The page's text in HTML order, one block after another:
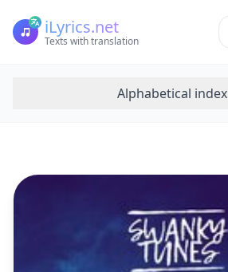
iLyrics.net
Texts with translation
Alphabetical index